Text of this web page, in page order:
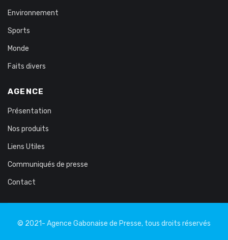
Environnement
Sports
Monde
Faits divers
AGENCE
Présentation
Nos produits
Liens Utiles
Communiqués de presse
Contact
© 2021- Agence Gabonaise de Presse, tous droits réservés